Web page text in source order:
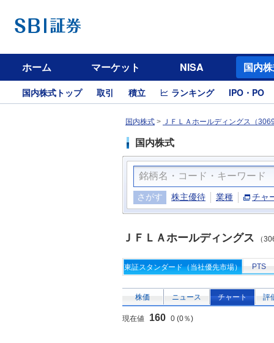
ホーム マーケット NISA 国内
国内株式トップ 取引 積立 ランキング IPO・PO
国内株式 > ＪＦＬＡホールディングス（
国内株式
さがす 株主優待 業種 チャ
ＪＦＬＡホールディングス （
東証スタンダード（当社優先市場） PTS
株価 ニュース チャート 評
現在値 160 0 (0％)